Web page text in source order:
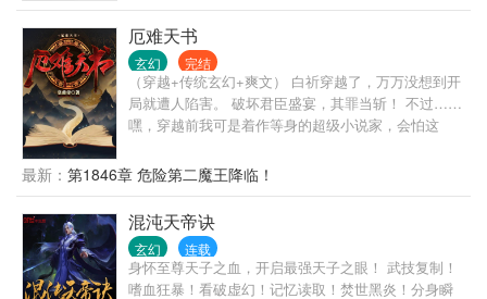
厄难天书
玄幻 完结
（穿越+传统玄幻+爽文） 白祈穿越了，万万没想到开
局就遭人陷害。 破坏君臣盛宴，其罪当斩！ 不过……
嘿，穿越前我可是着作等身的超级小说家，会怕这
道，一斗合自然！” 轰！ 精气冲霄，千章万句，宛如
神迹！ “恭喜小文圣化字为经，做出诗经文章！” “能够
做出这样的文章，已经可以尊称为圣！之前是我等失
礼了，还请小文圣勿怪！” 原本攻讦白祈的满殿群臣一
个个目瞪口呆，震撼无比。 不止如此，他居然还成了
贵妃义子？ 就在白祈沾沾自喜的时候—— “恭喜宿主
最新： 第1846章 危险第二魔王降临！
混沌天帝诀
玄幻 连载
身怀至尊天子之血，开启最强天子之眼！ 武技复制！
嗜血狂暴！看破虚幻！记忆读取！焚世黑炎！分身瞬